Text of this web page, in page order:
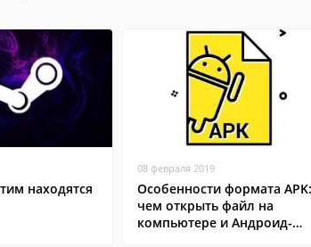
находятся
08 февраля 2019
Особенности формата APK:
чем открыть файл на
компьютере и Андроид-